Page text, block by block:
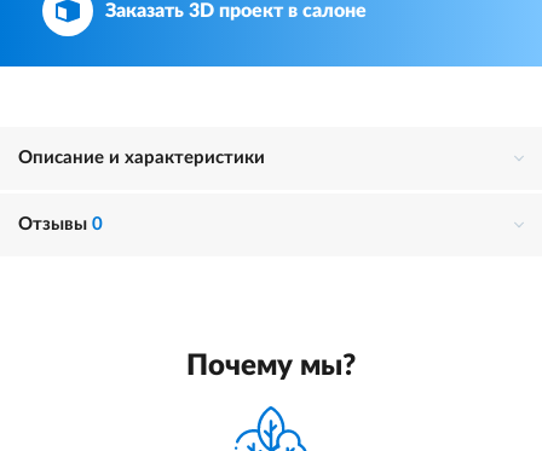
Заказать 3D проект в салоне
Описание и характеристики
Отзывы 0
Почему мы?